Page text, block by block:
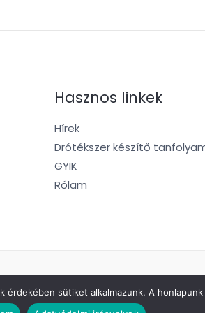
Hasznos linkek
Hírek
Drótékszer készítő
GYIK
Rólam
sütiket alkalmazunk. A